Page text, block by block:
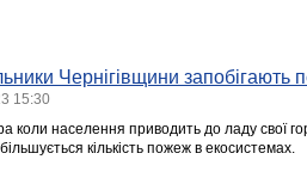
Чернігівщини
15:30
коли населення приводить до ладу свої
кількість пожеж в екосистемах.